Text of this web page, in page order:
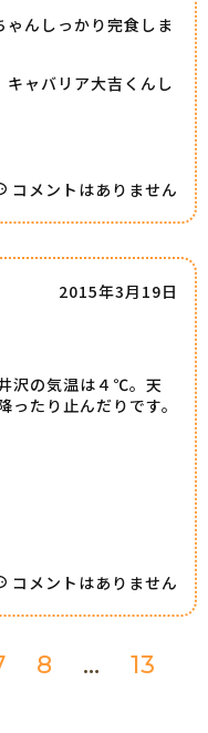
んしっかり完食しま
ャバリア大吉くんし
コメントはありません
2015年3月19日
沢の気温は４℃。天
ったり止んだりです。
コメントはありません
8 … 13